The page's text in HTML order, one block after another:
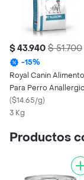
$ 43.940 $ 51.700
-15%
Royal Canin Alimento
Para Perro Anallergic
($14.65/g)
3 Kg
Productos